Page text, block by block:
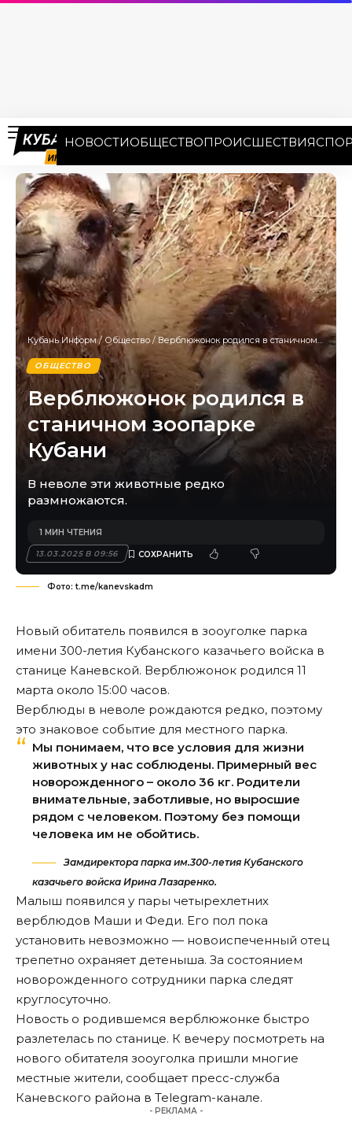
НОВОСТИОБЩЕСТВОПРОИСШЕСТВИЯ
Кубань Информ/ Общество / Верблюжонок родился в станичном зоопарке Кубани
ОБЩЕСТВО
Верблюжонок родился в
станичном зоопарке
Кубани
В неволе эти животные редко
размножаются.
13.03.2025 В 09:56
1 МИН ЧТЕНИЯ
Фото: t.me/kanevskadm
Новый обитатель появился в зооуголке парка
имени 300-летия Кубанского казачьего войска в
станице Каневской. Верблюжонок родился 11
марта около 15:00 часов.
Верблюды в неволе рождаются редко, поэтому
это знаковое событие для местного парка.
Мы понимаем, что все условия для жизни
животных у нас соблюдены. Примерный вес
новорожденного – около 36 кг. Родители
внимательные, заботливые, но выросшие
рядом с человеком. Поэтому без помощи
человека им не обойтись.
Замдиректора парка им.300-летия Кубанского
казачьего войска Ирина Лазаренко.
Малыш появился у пары четырехлетних
верблюдов Маши и Феди. Его пол пока
установить невозможно — новоиспеченный отец
трепетно охраняет детеныша. За состоянием
новорожденного сотрудники парка следят
круглосуточно.
Новость о родившемся верблюжонке быстро
разлетелась по станице. К вечеру посмотреть на
нового обитателя зооуголка пришли многие
местные жители, сообщает пресс-служба
Каневского района в Telegram-канале.
- РЕКЛАМА -